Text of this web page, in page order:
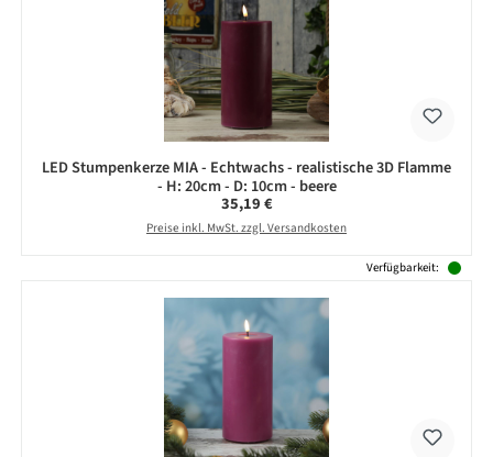
LED Stumpenkerze MIA - Echtwachs - realistische 3D Flamme
- H: 20cm - D: 10cm - beere
Regulärer Preis:
35,19 €
Preise inkl. MwSt. zzgl. Versandkosten
Verfügbarkeit: